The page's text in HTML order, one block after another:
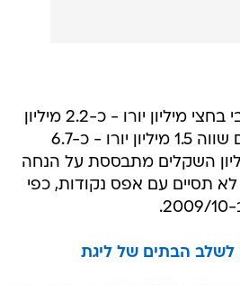
כל תיקו יזכה את מכבי בחצי מיליון יורו - כ-2.2 מיליון
שקלים, וניצחון בבתים שווה 1.5 מיליון יורו - כ-6.7
הערכת 80 מיליון השקלים מתבססת על הנחה
תסיים עם אפס נקודות, כפי
הבתים של ליגת